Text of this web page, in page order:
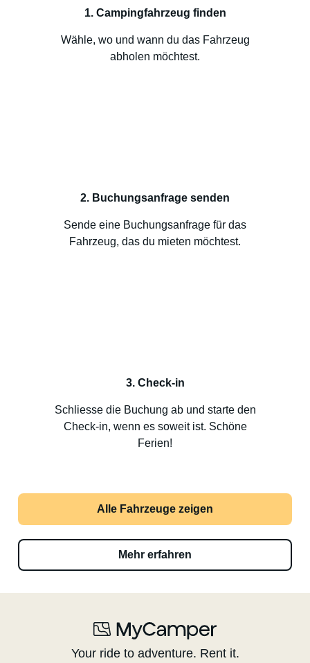
1. Campingfahrzeug finden
Wähle, wo und wann du das Fahrzeug
abholen möchtest.
2. Buchungsanfrage senden
Sende eine Buchungsanfrage für das
Fahrzeug, das du mieten möchtest.
3. Check-in
Schliesse die Buchung ab und starte den
Check-in, wenn es soweit ist. Schöne
Ferien!
Alle Fahrzeuge zeigen
Mehr erfahren
Your ride to adventure. Rent it.